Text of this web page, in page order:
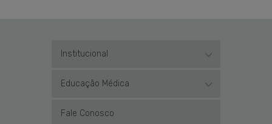
Institucional
Educação Médica
Fale Conosco